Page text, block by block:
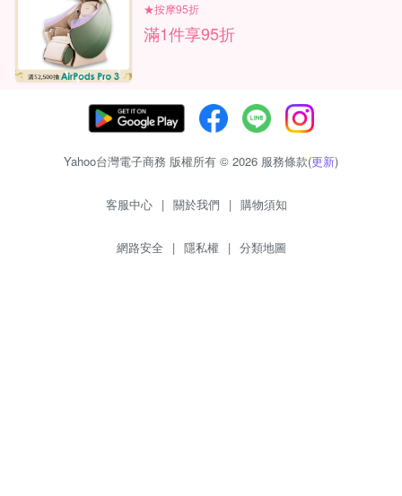
★按摩95折
滿1件享95折
Yahoo台灣電子商務 版權所有 © 2026 服務條款(更新)
客服中心 | 關於我們 | 購物須知
網路安全 | 隱私權 | 分類地圖